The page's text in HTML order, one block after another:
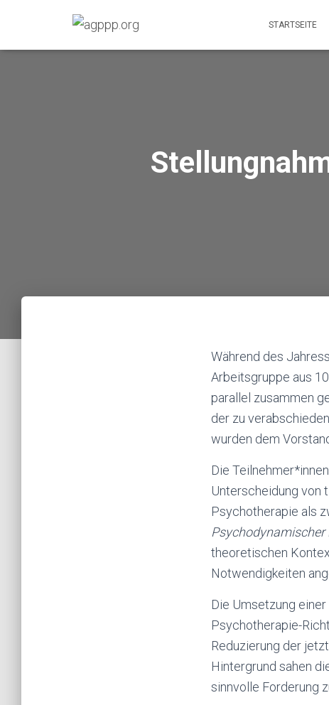
STARTSEITE
Während des
Arbeitsgruppe aus
parallel zusammen
der zu
wurden dem
Die
Unterscheidung
Psychotherapie als
theoretischen
Notwendigkeiten
Die Umsetzung
Psychotherapie-
Reduzierung der
Hintergrund sahen
sinnvolle Forderung